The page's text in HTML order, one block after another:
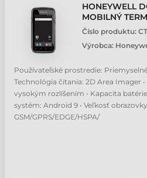
HONEYWELL
MOBILNÝ
Číslo produktu:
Výrobca:
Používateľské prostredie:
Technológia čítania: 2D Area Imager
vysokým rozlíšením • Kapacita
systém: Android 9 • Veľkosť obrazovky:
GSM/GPRS/EDGE/HSPA/